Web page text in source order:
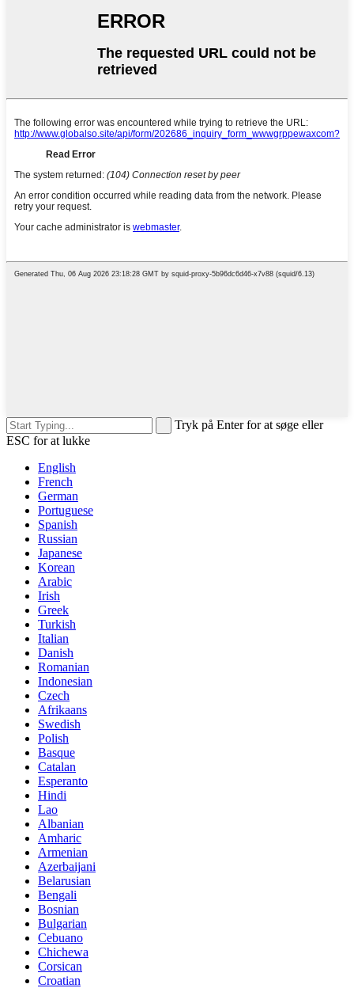
Tryk på Enter for at søge eller
ESC for at lukke
English
French
German
Portuguese
Spanish
Russian
Japanese
Korean
Arabic
Irish
Greek
Turkish
Italian
Danish
Romanian
Indonesian
Czech
Afrikaans
Swedish
Polish
Basque
Catalan
Esperanto
Hindi
Lao
Albanian
Amharic
Armenian
Azerbaijani
Belarusian
Bengali
Bosnian
Bulgarian
Cebuano
Chichewa
Corsican
Croatian